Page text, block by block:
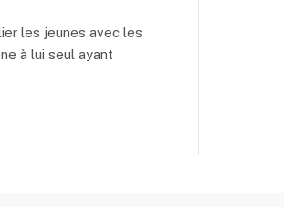
les jeunes avec les
à lui seul ayant